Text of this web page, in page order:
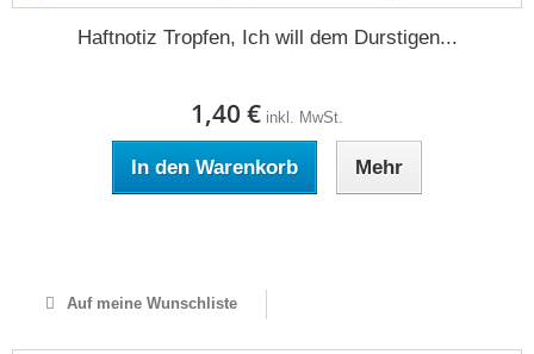
Haftnotiz Tropfen, Ich will dem Durstigen...
1,40 € inkl. MwSt.
In den Warenkorb Mehr
Auf meine Wunschliste